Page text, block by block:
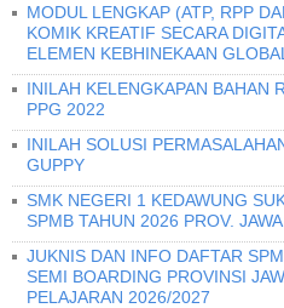
MODUL LENGKAP (ATP, RPP
KOMIK KREATIF SECARA
ELEMEN KEBHINEKAAN
INILAH KELENGKAPAN BAHAN
PPG 2022
INILAH SOLUSI
GUPPY
SMK NEGERI 1 KEDAWUNG
SPMB TAHUN 2026 PROV.
JUKNIS DAN INFO DAFTAR
SEMI BOARDING PROVINSI
PELAJARAN 2026/2027